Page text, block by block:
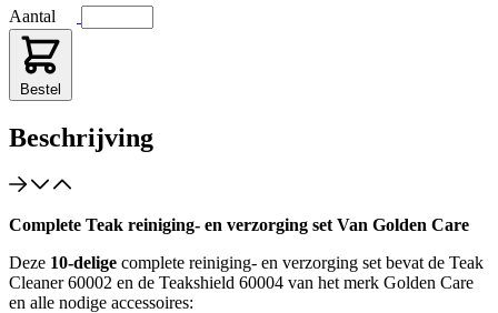
Aantal
Bestel
Beschrijving
Complete Teak reiniging- en verzorging set Van Golden Care
Deze 10-delige complete reiniging- en verzorging set bevat de Teak
Cleaner 60002 en de Teakshield 60004 van het merk Golden Care
en alle nodige accessoires: